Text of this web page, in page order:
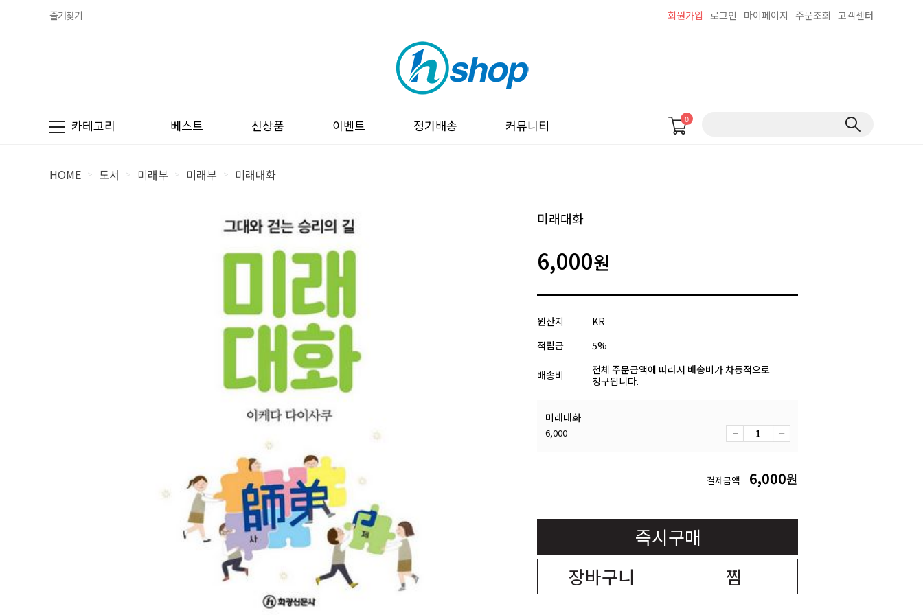
즐겨찾기 회원가입 로그인 마이페이지 주문조회 고객센터
카테고리 베스트 신상품 이벤트 정기배송 커뮤니티 0
HOME > 도서 > 미래부 > 미래부 > 미래대화
미래대화
6,000원
원산지
KR
적립금
5%
배송비
전체 주문금액에 따라서 배송비가 차등적으로
청구됩니다.
미래대화
6,000
결제금액 6,000원
즉시구매
장바구니
찜